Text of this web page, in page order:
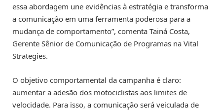
essa abordagem une evidências à estratégia e transforma
a comunicação em uma ferramenta poderosa para a
mudança de comportamento”, comenta Tainá Costa,
Gerente Sênior de Comunicação de Programas na Vital
Strategies.
O objetivo comportamental da campanha é claro:
aumentar a adesão dos motociclistas aos limites de
velocidade. Para isso, a comunicação será veiculada de